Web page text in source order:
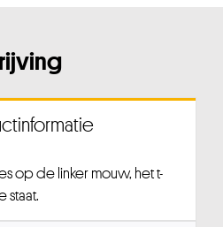
op de linker mouw, het t-
staat.